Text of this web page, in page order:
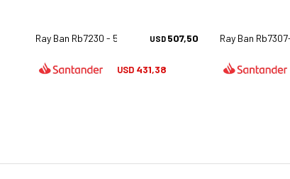
Ray Ban Rb7230 - 5207 USD 507,50
USD 431,38
Ray Ban